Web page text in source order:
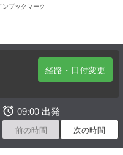
ブックマーク
経路・日付変更
 09:00 出発
前の時間 次の時間